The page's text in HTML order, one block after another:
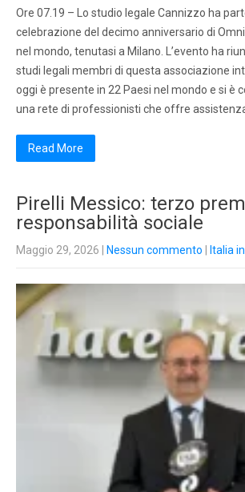
Ore 07.19 – Lo studio legale Cannizzo ha
celebrazione del decimo anniversario di
nel mondo, tenutasi a Milano. L’evento ha
studi legali membri di questa associazione
oggi è presente in 22 Paesi nel mondo e si è
una rete di professionisti che offre assistenza
Read More
Pirelli Messico: terzo
responsabilità sociale
Maggio 29, 2026 Nessun commento Italia